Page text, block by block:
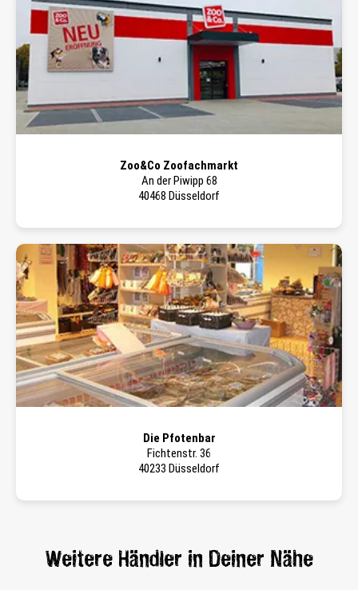
Zoo&Co Zoofachmarkt
An der Piwipp 68
40468 Düsseldorf
Die Pfotenbar
Fichtenstr. 36
40233 Düsseldorf
Weitere Händler in Deiner Nähe